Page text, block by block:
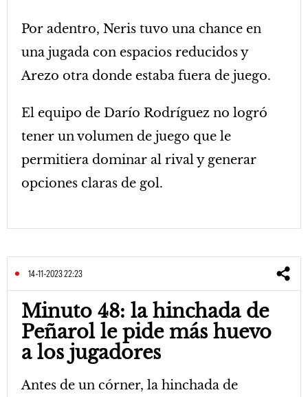
Por adentro, Neris tuvo una chance en
una jugada con espacios reducidos y
Arezo otra donde estaba fuera de juego.
El equipo de Darío Rodríguez no logró
tener un volumen de juego que le
permitiera dominar al rival y generar
opciones claras de gol.
14-11-2023 22:23
Minuto 48: la hinchada de
Peñarol le pide más huevo
a los jugadores
Antes de un córner, la hinchada de